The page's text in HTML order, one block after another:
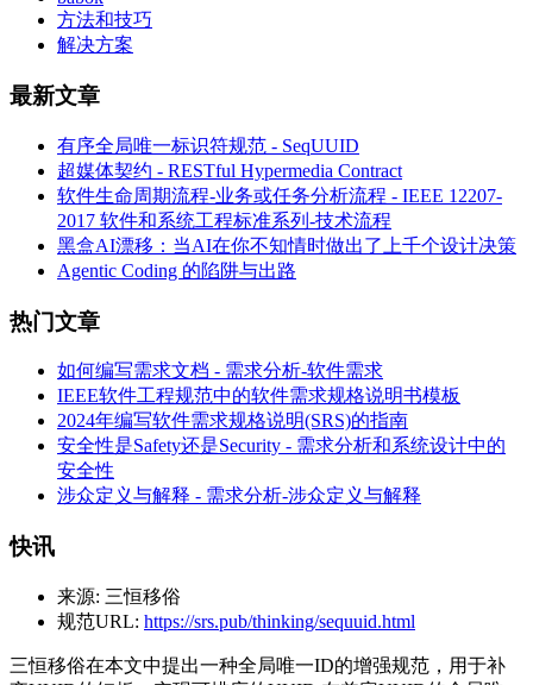
方法和技巧
解决方案
最新文章
有序全局唯一标识符规范 - SeqUUID
超媒体契约 - RESTful Hypermedia Contract
软件生命周期流程-业务或任务分析流程 - IEEE 12207-
2017 软件和系统工程标准系列-技术流程
黑盒AI漂移：当AI在你不知情时做出了上千个设计决策
Agentic Coding 的陷阱与出路
热门文章
如何编写需求文档 - 需求分析-软件需求
IEEE软件工程规范中的软件需求规格说明书模板
2024年编写软件需求规格说明(SRS)的指南
安全性是Safety还是Security - 需求分析和系统设计中的
安全性
涉众定义与解释 - 需求分析-涉众定义与解释
快讯
来源: 三恒移俗
规范URL: https://srs.pub/thinking/sequuid.html
三恒移俗在本文中提出一种全局唯一ID的增强规范，用于补